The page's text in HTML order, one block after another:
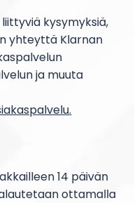
kysymyksiä,
yhteyttä Klarnan
ja muuta
.
14 päivän
ottamalla